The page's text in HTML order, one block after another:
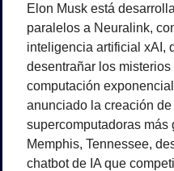
Elon Musk está
paralelos a Neuralink,
inteligencia artificial xAI,
desentrañar los
computación
anunciado la creación
supercomputadoras más
Memphis, Tennessee,
chatbot de IA que